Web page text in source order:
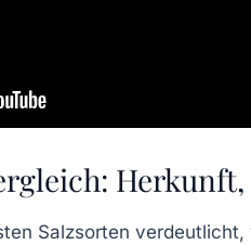
Salzsorten